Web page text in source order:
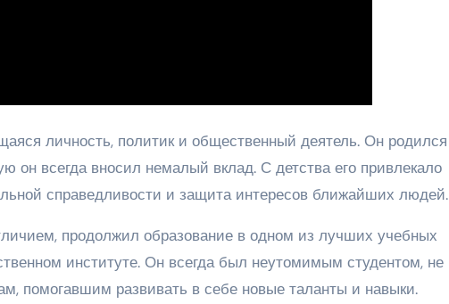
личность, политик и общественный деятель. Он родился
он всегда вносил немалый вклад. С детства его привлекало
справедливости и защита интересов ближайших людей.
продолжил образование в одном из лучших учебных
институте. Он всегда был неутомимым студентом, не
помогавшим развивать в себе новые таланты и навыки.